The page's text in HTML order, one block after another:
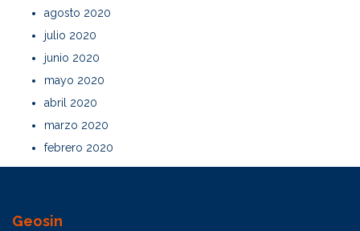
agosto 2020
julio 2020
junio 2020
mayo 2020
abril 2020
marzo 2020
febrero 2020
Geosin